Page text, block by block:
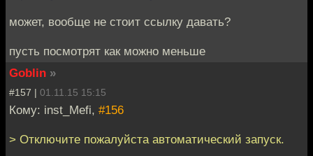
может, вообще не стоит ссылку давать?
пусть посмотрят как можно меньше
Goblin »
#157 | 01.11.15 15:15
Кому: inst_Mefi, #156
> Отключите пожалуйста автоматический запуск.